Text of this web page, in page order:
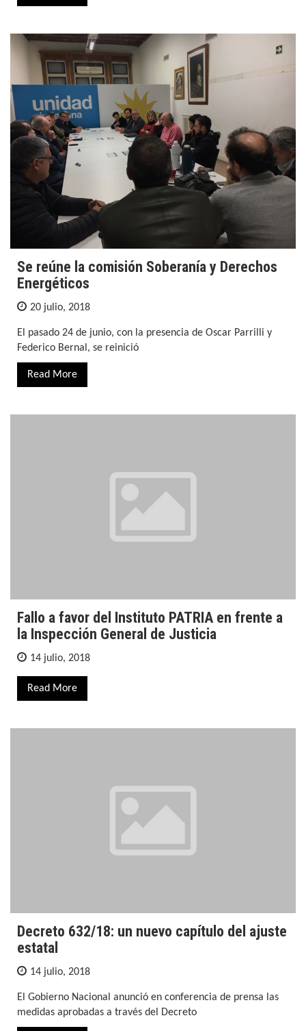
Se reúne la comisión Soberanía y Derechos
Energéticos
20 julio, 2018
El pasado 24 de junio, con la presencia de Oscar Parrilli y
Federico Bernal, se reinició
Read More
Fallo a favor del Instituto PATRIA en frente a
la Inspección General de Justicia
14 julio, 2018
Read More
Decreto 632/18: un nuevo capítulo del ajuste
estatal
14 julio, 2018
El Gobierno Nacional anunció en conferencia de prensa las
medidas aprobadas a través del Decreto